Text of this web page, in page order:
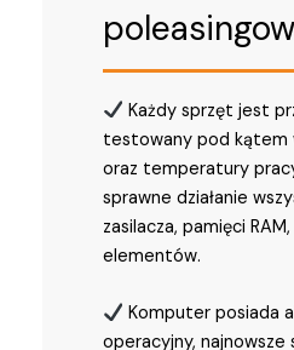
Każdy sprzęt jest
testowany pod kątem
oraz temperatury
sprawne działanie
zasilacza, pamięci
elementów.
Komputer posiada
operacyjny, najnowsze